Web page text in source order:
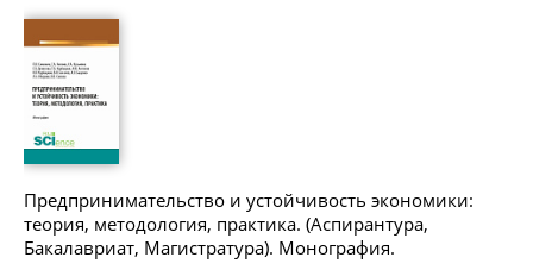
Предпринимательство и устойчивость экономики:
теория, методология, практика. (Аспирантура,
Бакалавриат, Магистратура). Монография.